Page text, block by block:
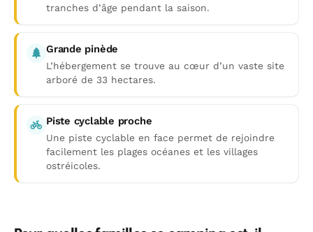
tranches d’âge pendant la saison.
Grande pinède
L’hébergement se trouve au cœur d’un vaste site
arboré de 33 hectares.
Piste cyclable proche
Une piste cyclable en face permet de rejoindre
facilement les plages océanes et les villages
ostréicoles.